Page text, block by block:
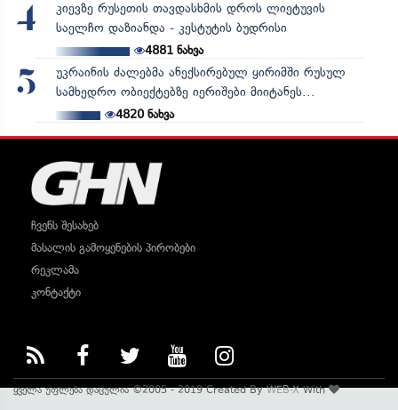
4
კიევზე რუსეთის თავდასხმის დროს ლიეტუვის
საელჩო დაზიანდა - კესტუტის ბუდრისი
4881ნახვა
5
უკრაინის ძალებმა ანექსირებულ ყირიმში რუსულ
სამხედრო ობიექტებზე იერიშები მიიტანეს...
4820ნახვა
ჩვენს შესახებ
მასალის გამოყენების პირობები
რეკლამა
კონტაქტი
ყველა უფლება დაცულია ©2005 - 2019 Created ByWEB-XWith